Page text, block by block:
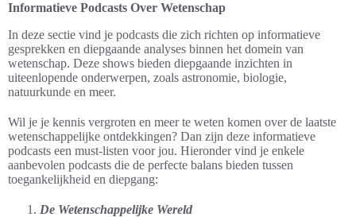
Informatieve Podcasts Over Wetenschap
In deze sectie vind je podcasts die zich richten op informatieve
gesprekken en diepgaande analyses binnen het domein van
wetenschap. Deze shows bieden diepgaande inzichten in
uiteenlopende onderwerpen, zoals astronomie, biologie,
natuurkunde en meer.
Wil je je kennis vergroten en meer te weten komen over de laatste
wetenschappelijke ontdekkingen? Dan zijn deze informatieve
podcasts een must-listen voor jou. Hieronder vind je enkele
aanbevolen podcasts die de perfecte balans bieden tussen
toegankelijkheid en diepgang:
De Wetenschappelijke Wereld